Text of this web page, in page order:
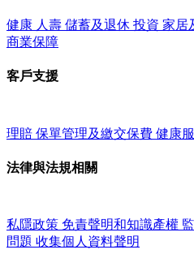
健康 人壽 儲蓄及退休 投資 家居
商業保障
客戶支援
理賠 保單管理及繳交保費 健康
法律與法規相關
私隱政策 免責聲明和知識產權
問題 收集個人資料聲明